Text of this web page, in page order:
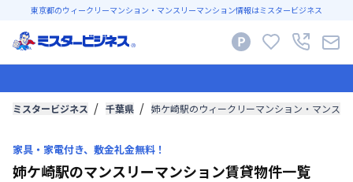
東京都のウィークリーマンション・マンスリーマンション情報はミスタービジネス
ミスタービジネス 千葉県 姉ケ崎駅のウィークリーマンション・マンス
家具・家電付き、敷金礼金無料！
姉ケ崎駅のマンスリーマンション賃貸物件一覧